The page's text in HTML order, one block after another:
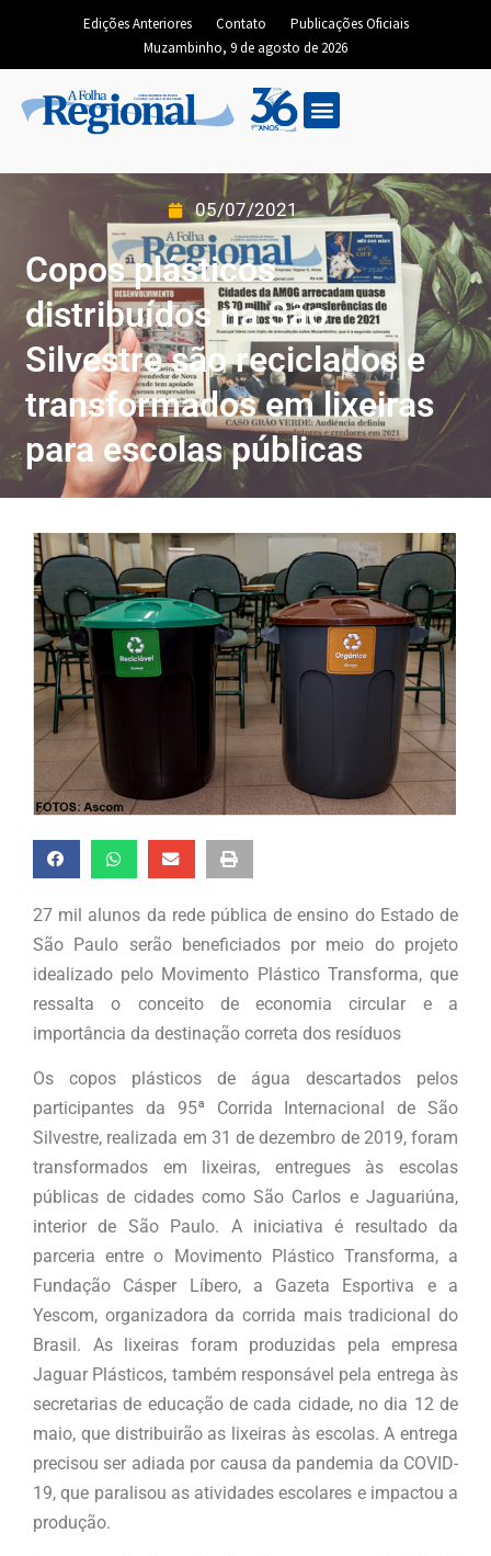
Edições Anteriores Contato
Publicações Oficiais
Muzambinho, 9 de agosto de 2026
05/07/2021
Copos plásticos
distribuídos na São
Silvestre são reciclados e
transformados em lixeiras
para escolas públicas
27 mil alunos da rede pública de ensino do Estado de
São Paulo serão beneficiados por meio do projeto
idealizado pelo Movimento Plástico Transforma, que
ressalta o conceito de economia circular e a
importância da destinação correta dos resíduos
Os copos plásticos de água descartados pelos
participantes da 95ª Corrida Internacional de São
Silvestre, realizada em 31 de dezembro de 2019, foram
transformados em lixeiras, entregues às escolas
públicas de cidades como São Carlos e Jaguariúna,
interior de São Paulo. A iniciativa é resultado da
parceria entre o Movimento Plástico Transforma, a
Fundação Cásper Líbero, a Gazeta Esportiva e a
Yescom, organizadora da corrida mais tradicional do
Brasil. As lixeiras foram produzidas pela empresa
Jaguar Plásticos, também responsável pela entrega às
secretarias de educação de cada cidade, no dia 12 de
maio, que distribuirão as lixeiras às escolas. A entrega
precisou ser adiada por causa da pandemia da COVID-
19, que paralisou as atividades escolares e impactou a
produção.